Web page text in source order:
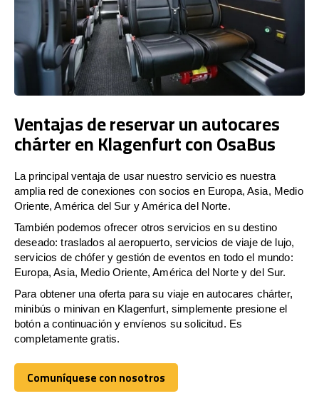
Ventajas de reservar un autocares
chárter en Klagenfurt con OsaBus
La principal ventaja de usar nuestro servicio es nuestra
amplia red de conexiones con socios en Europa, Asia, Medio
Oriente, América del Sur y América del Norte.
También podemos ofrecer otros servicios en su destino
deseado: traslados al aeropuerto, servicios de viaje de lujo,
servicios de chófer y gestión de eventos en todo el mundo:
Europa, Asia, Medio Oriente, América del Norte y del Sur.
Para obtener una oferta para su viaje en autocares chárter,
minibús o minivan en Klagenfurt, simplemente presione el
botón a continuación y envíenos su solicitud. Es
completamente gratis.
Comuníquese con nosotros
Comuníquese con nosotros